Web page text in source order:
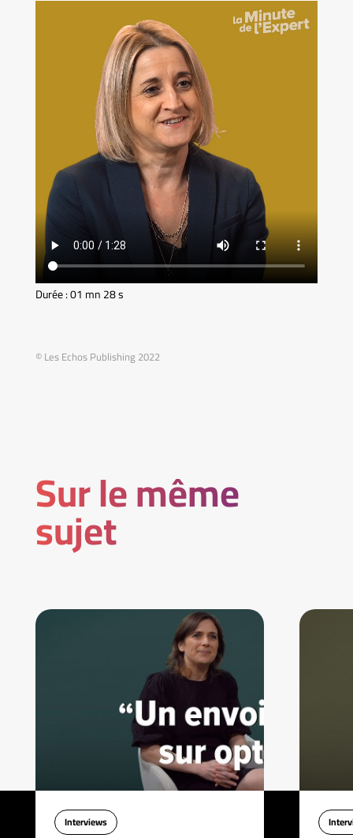
Durée : 01 mn 28 s
© Les Echos Publishing 2022
Sur le même
sujet
Interviews